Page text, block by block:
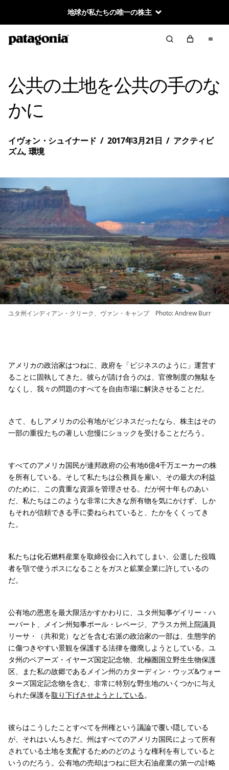
地球が私たちの唯一の株主
公共の土地を公共の手のな
かに
イヴォン・シュイナード / 2017年3月21日 / アクティビ
ズム, 環境
ユタ州インディアン・クリーク、ヴァン・キャンプ Photo: Andrew Burr
アメリカの政治家はつねに、政府を「ビジネスのように」運営す
ることに固執してきた。彼らが請け合うのは、官僚制度の無駄を
なくし、我々の問題のすべてを自由市場に解決させることだ。
さて、もしアメリカの公有地がビジネスだったなら、株主はその
一部の重役たちの著しい怠慢にショックを受けることだろう。
すべてのアメリカ国民が連邦政府の公有地6億4千万エーカーの株
を所有している。そして私たちは公務員を雇い、その最大の利益
のために、この貴重な資源を管理させる。だが何十年ものあい
だ、私たちはこのような非常に大きな所有物を気にかけず、しか
もそれが信頼できる手に委ねられていると、たかをくくってき
た。
私たちは化石燃料産業を取締役会に入れてしまい、公選した役職
者を顎で使うボスになることをガスと鉱業企業に許しているの
だ。
公有地の恩恵を最大限活かすかわりに、ユタ州知事ゲイリー・ハ
ーバート、メイン州知事ポール・レページ、アラスカ州上院議員
リーサ・（共和党）などを含む右派の政治家の一部は、生態学的
に傷つきやすい景観を保護する法律を撤廃しようとしている。ユ
タ州のベアーズ・イヤーズ国定記念物、北極圏国立野生生物保護
区、また私の故郷であるメイン州のカターディン・ウッズ&ウォー
ターズ国定記念物を含む、非常に特別な野生地のいくつかに与え
られた保護を取り下げさせようとしている。
彼らはこうしたことすべてを州権という議論で覆い隠している
が、それはいんちきだ。州はすべてのアメリカ国民によって所有
されている土地を支配するためのどのような権利を有していると
いうのだろう。公有地の売却はつねに巨大石油産業の第一の計略